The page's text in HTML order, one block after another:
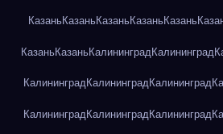
КазаньКазаньКазаньКазаньКазань
КазаньКазаньКалининградКалининград
КалининградКалининградКалининград
КалининградКалининградКалининград